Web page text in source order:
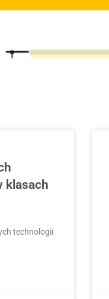
klasach
technologii